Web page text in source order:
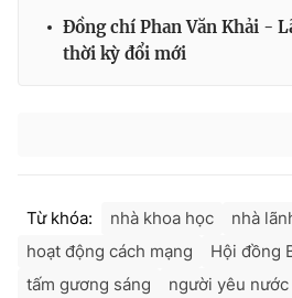
Cơ quan báo chí:Thời báo VTV
Giấy phép hoạt động báo in và báo
Nguyễn Thị Mỹ
Ðiện thoại Thời báo VTV:024.66 897
Email: toasoan@vtv.vn
Liên hệ quảng cáo:
024-7300.7108
Đồng chí Phan Văn Khải -
thời kỳ đổi mới
Từ khóa: nhà khoa học
nhà
hoạt động cách mạng
Hội đồng
tấm gương sáng
người yêu nước